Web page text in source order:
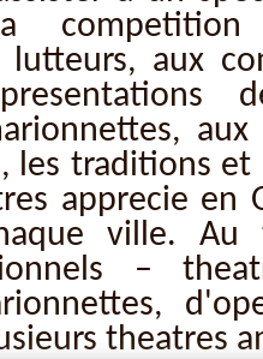
competition
lutteurs, aux
les traditions
apprecie en
ville.
–
theatres